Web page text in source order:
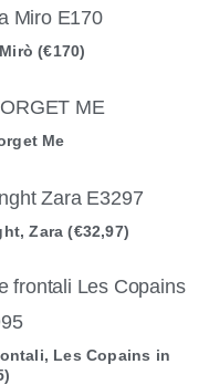
(€170)
Me
Zara (€32,97)
Les Copains in